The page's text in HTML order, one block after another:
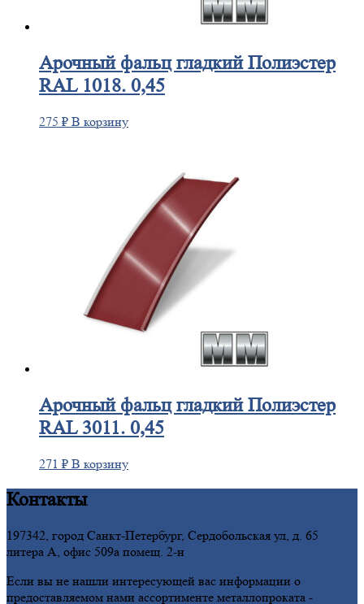
Арочныйфальц гладкий Полиэстер
RAL 1018. 0,45
275 ₽ В корзину
Арочныйфальц гладкий Полиэстер
RAL 3011. 0,45
271 ₽ В корзину
Контакты
197342, город Санкт-Петербург, Сердобольская ул, д. 65
литера А, офис 509а помещ. 2-н
Если вы не нашли интересующей вас информации о
предоставляемом нами ассортименте металлопроката -